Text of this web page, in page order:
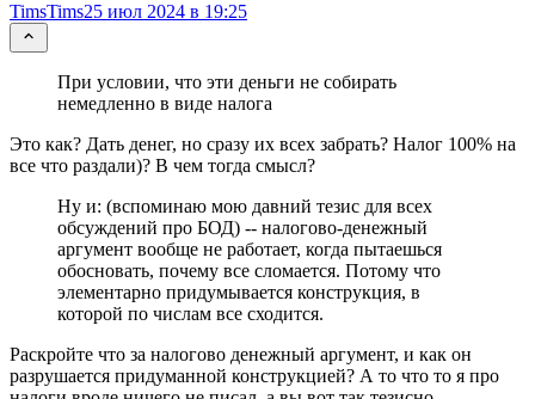
TimsTims25 июл 2024 в 19:25
При условии, что эти деньги не собирать
немедленно в виде налога
Это как? Дать денег, но сразу их всех забрать? Налог 100% на
все что раздали)? В чем тогда смысл?
Ну и: (вспоминаю мою давний тезис для всех
обсуждений про БОД) -- налогово-денежный
аргумент вообще не работает, когда пытаешься
обосновать, почему все сломается. Потому что
элементарно придумывается конструкция, в
которой по числам все сходится.
Раскройте что за налогово денежный аргумент, и как он
разрушается придуманной конструкцией? А то что то я про